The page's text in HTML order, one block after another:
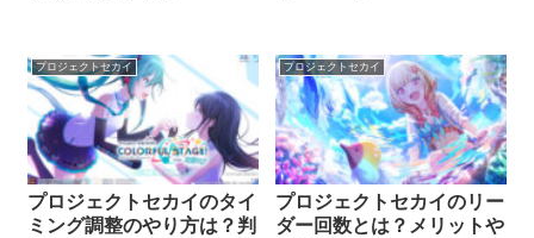
プロジェクトセカイ
プロジェクトセカイのタイ
ミング調整のやり方は？判
プロジェクトセカイ
プロジェクトセカイのリー
ダー回数とは？メリットや